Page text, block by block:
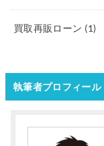
買取再販ローン(1)
執筆者プロフィール